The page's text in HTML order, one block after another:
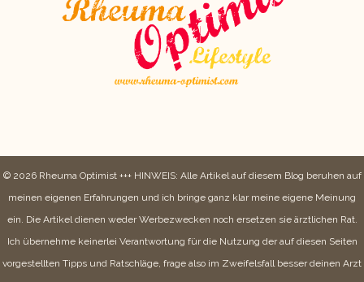
© 2026 Rheuma Optimist +++ HINWEIS: Alle Artikel auf diesem Blog beruhen auf
meinen eigenen Erfahrungen und ich bringe ganz klar meine eigene Meinung
ein. Die Artikel dienen weder Werbezwecken noch ersetzen sie ärztlichen Rat.
Ich übernehme keinerlei Verantwortung für die Nutzung der auf diesen Seiten
vorgestellten Tipps und Ratschläge, frage also im Zweifelsfall besser deinen Arzt